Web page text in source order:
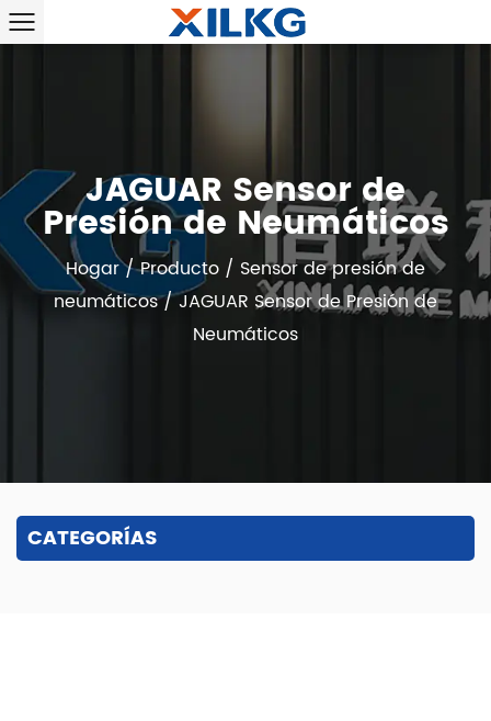
JAGUAR Sensor de
Presión de Neumáticos
Hogar/Producto / Sensor de presión de
neumáticos/JAGUAR Sensor de Presión de
Neumáticos
CATEGORÍAS